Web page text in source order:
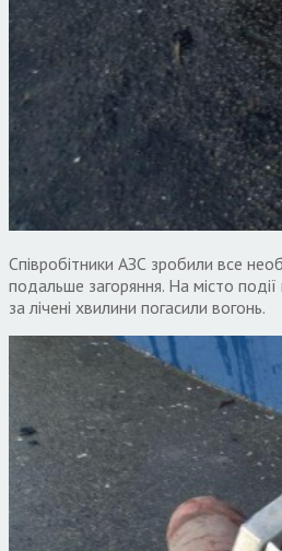
Співробітники АЗС зробили все
подальше загоряння. На місто події
за лічені хвилини погасили вогонь.